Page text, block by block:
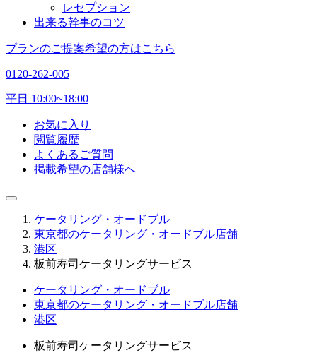
レセプション
出来る幹事のコツ
プランのご提案希望の方はこちら
0120-262-005
平日 10:00~18:00
お気に入り
閲覧履歴
よくあるご質問
掲載希望の店舗様へ
ケータリング・オードブル
東京都のケータリング・オードブル店舗
港区
板前寿司ケータリングサービス
ケータリング・オードブル
東京都のケータリング・オードブル店舗
港区
板前寿司ケータリングサービス